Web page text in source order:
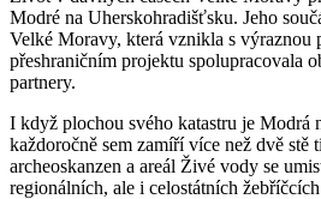
Modré na Uherskohradišťsku. Jeho
Velké Moravy, která vznikla s
přeshraničním projektu spolupracovala
partnery.
I když plochou svého katastru je Modrá
každoročně sem zamíří více než dvě stě
archeoskanzen a areál Živé vody se
regionálních, ale i celostátních